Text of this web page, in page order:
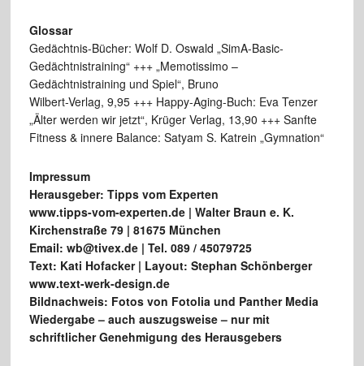
Glossar
Gedächtnis-Bücher: Wolf D. Oswald „SimA-Basic-
Gedächtnistraining“ +++ „Memotissimo –
Gedächtnistraining und Spiel“, Bruno
Wilbert-Verlag, 9,95 +++ Happy-Aging-Buch: Eva Tenzer
„Älter werden wir jetzt“, Krüger Verlag, 13,90 +++ Sanfte
Fitness & innere Balance: Satyam S. Katrein „Gymnation“
Impressum
Herausgeber: Tipps vom Experten
www.tipps-vom-experten.de | Walter Braun e. K.
Kirchenstraße 79 | 81675 München
Email: wb@tivex.de | Tel. 089 / 45079725
Text: Kati Hofacker | Layout: Stephan Schönberger
www.text-werk-design.de
Bildnachweis: Fotos von Fotolia und Panther Media
Wiedergabe – auch auszugsweise – nur mit
schriftlicher Genehmigung des Herausgebers